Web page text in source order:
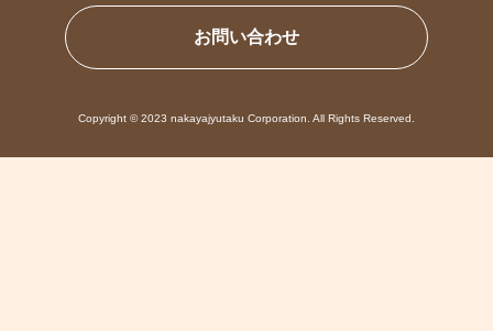
お問い合わせ
Copyright © 2023 nakayajyutaku Corporation. All Rights Reserved.